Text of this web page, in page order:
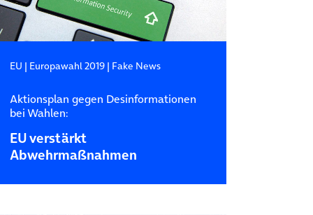
EU | Europawahl 2019| Fake News
Aktionsplan gegen Desinformationen
bei Wahlen:
EU verstärkt
Abwehrmaßnahmen